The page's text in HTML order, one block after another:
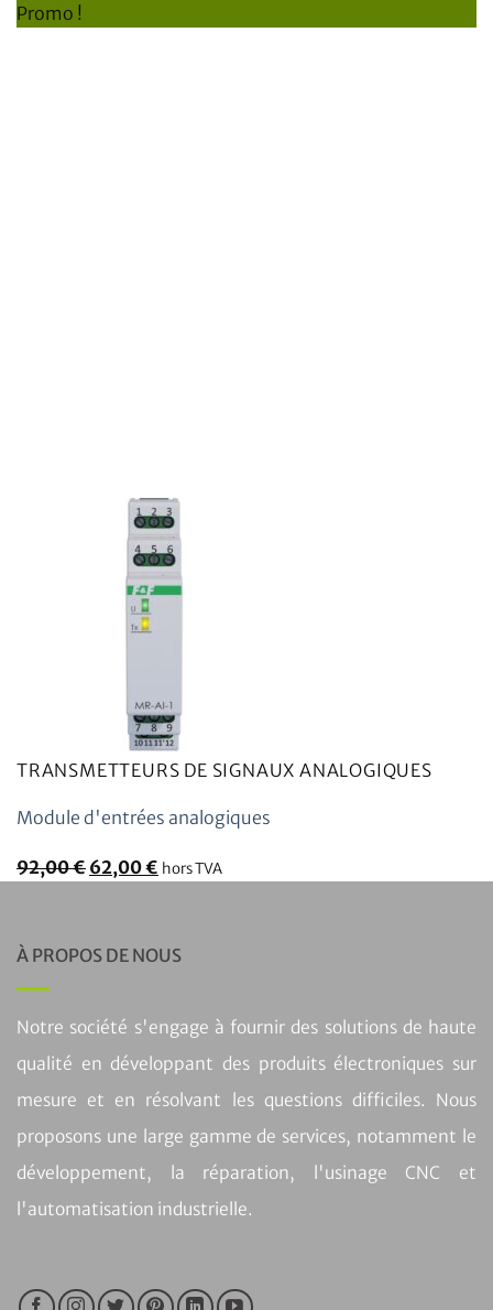
Promo !
TRANSMETTEURS DE SIGNAUX ANALOGIQUES
Module d'entrées analogiques
92,00€ Le
était
€.
62,00€ Le
est
€.
hors TVA
À PROPOS DE NOUS
Notre société s'engage à fournir des solutions de haute
qualité en développant des produits électroniques sur
mesure et en résolvant les questions difficiles. Nous
proposons une large gamme de services, notamment le
développement, la réparation, l'usinage CNC et
l'automatisation industrielle.